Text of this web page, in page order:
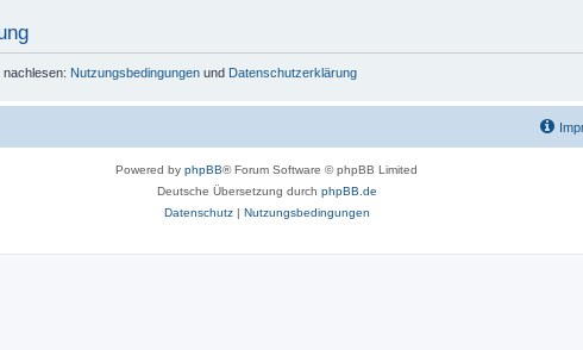
Nutzungsbedingungen und Datenschutzerklärung
Powered by phpBB® Forum Software © phpBB Limited
Deutsche Übersetzung durch phpBB.de
Datenschutz| Nutzungsbedingungen